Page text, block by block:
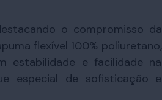
o compromisso da
flexível 100% poliuretano,
estabilidade e facilidade na
especial de sofisticação e